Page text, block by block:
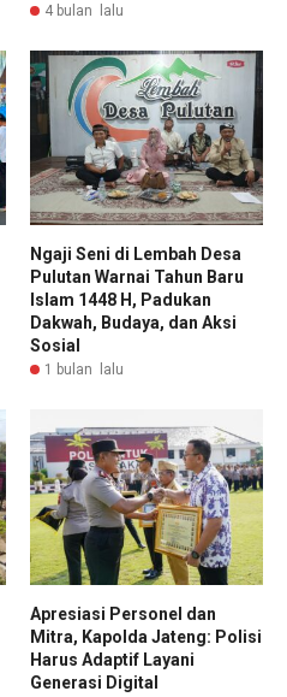
4 bulan lalu
Ngaji Seni di Lembah Desa
Pulutan Warnai Tahun Baru
Islam 1448 H, Padukan
Dakwah, Budaya, dan Aksi
Sosial
1 bulan lalu
Apresiasi Personel dan
Mitra, Kapolda Jateng: Polisi
Harus Adaptif Layani
Generasi Digital